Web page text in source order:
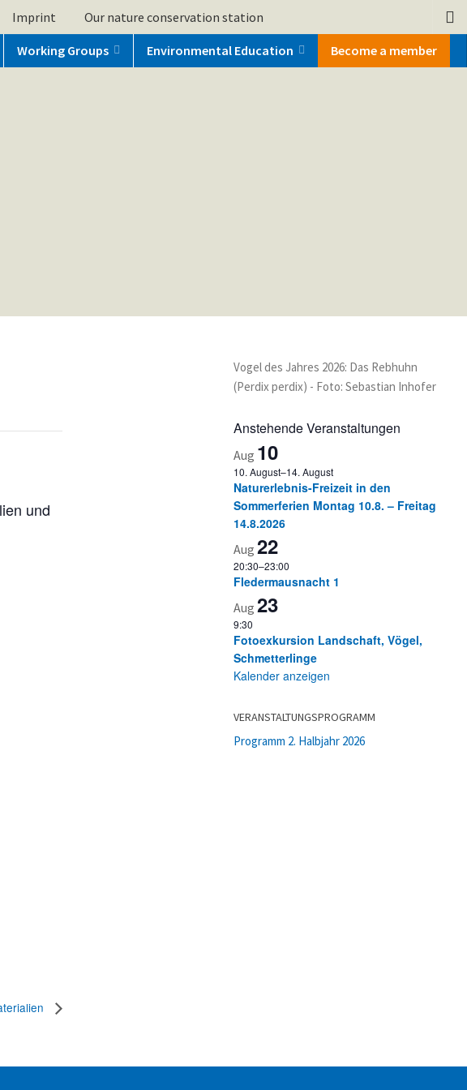
Imprint Our nature conservation station
Working Groups Environmental Education Become a member
und
Vogel des Jahres 2026: Das Rebhuhn
(Perdix perdix) - Foto: Sebastian Inhofer
Anstehende Veranstaltungen
Aug 10
10. August–14. August
Naturerlebnis-Freizeit in den
Sommerferien Montag 10.8. – Freitag
14.8.2026
Aug 22
20:30–23:00
Fledermausnacht 1
Aug 23
9:30
Fotoexkursion Landschaft, Vögel,
Schmetterlinge
Kalender anzeigen
VERANSTALTUNGSPROGRAMM
Programm 2. Halbjahr 2026